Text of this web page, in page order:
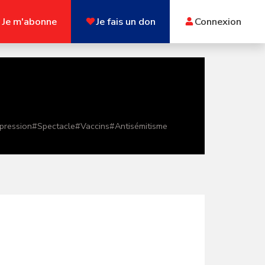
Je m'abonne Je fais un don Connexion
#Spectacle#Vaccins#Antisémitisme